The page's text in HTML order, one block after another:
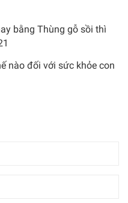
bằng Thùng gỗ sồi thì
nào đối với sức khỏe con